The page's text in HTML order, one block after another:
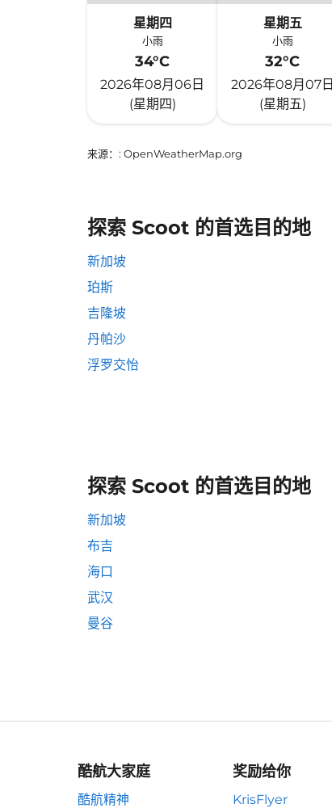
星期四
小雨
34°C
2026年08月06日
(星期四)
星期五
小雨
32°C
2026年08月07日
(星期五)
来源： : OpenWeatherMap.org
探索 Scoot 的首选目的地
新加坡
珀斯
吉隆坡
丹帕沙
浮罗交怡
探索 Scoot 的首选目的地
新加坡
布吉
海口
武汉
曼谷
酷航大家庭
酷航精神
奖励给你
KrisFlyer